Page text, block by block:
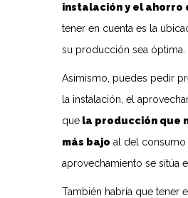
instalación y el ahorro
tener en cuenta es la
su producción sea óptima.
Asimismo, puedes pedir
la instalación, el
que la producción que
más bajo al del consumo
aprovechamiento se sitúa
También habría que tener